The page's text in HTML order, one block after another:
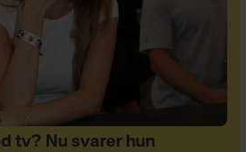
tv? Nu svarer hun